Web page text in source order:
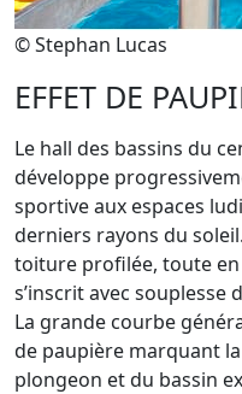
© Stephan Lucas
EFFET DE
Le hall des bassins du
développe
sportive aux espaces
derniers rayons du
toiture profilée, toute
s’inscrit avec souplesse
La grande courbe
de paupière marquant
plongeon et du bassin